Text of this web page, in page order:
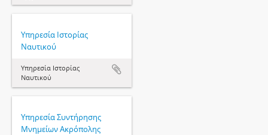
Υπηρεσία Ιστορίας
Ναυτικού
Υπηρεσία Ιστορίας
Ναυτικού
Υπηρεσία Συντήρησης
Μνημείων Ακρόπολης